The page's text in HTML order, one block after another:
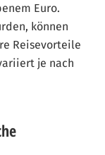
Euro.
können
Reisevorteile
je nach